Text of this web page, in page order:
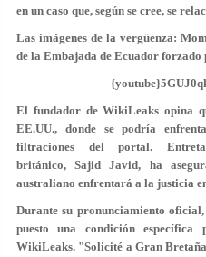
en un caso que, según se cree, se
Las imágenes de la vergüenza:
de la Embajada de Ecuador
El fundador de WikiLeaks opina
EE.UU., donde se podría
filtraciones del portal.
británico, Sajid Javid, ha
australiano enfrentará a la justicia
Durante su pronunciamiento
puesto una condición
WikiLeaks. "Solicité a Gran